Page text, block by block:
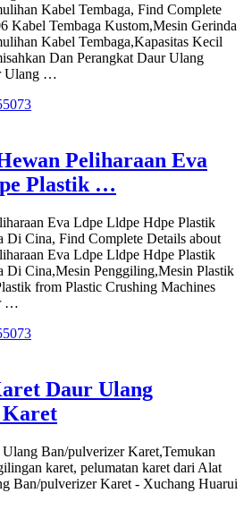
Kabel Tembaga, Find Complete
Kabel Tembaga Kustom,Mesin Gerinda
Kabel Tembaga,Kapasitas Kecil
Dan Perangkat Daur Ulang
Ulang …
Peliharaan Eva
Plastik …
Eva Ldpe Lldpe Hdpe Plastik
Di Cina, Find Complete Details about
Eva Ldpe Lldpe Hdpe Plastik
Di Cina,Mesin Penggiling,Mesin Plastik
from Plastic Crushing Machines
…
Daur Ulang
Ban/pulverizer Karet,Temukan
karet, pelumatan karet dari Alat
Ban/pulverizer Karet - Xuchang Huarui